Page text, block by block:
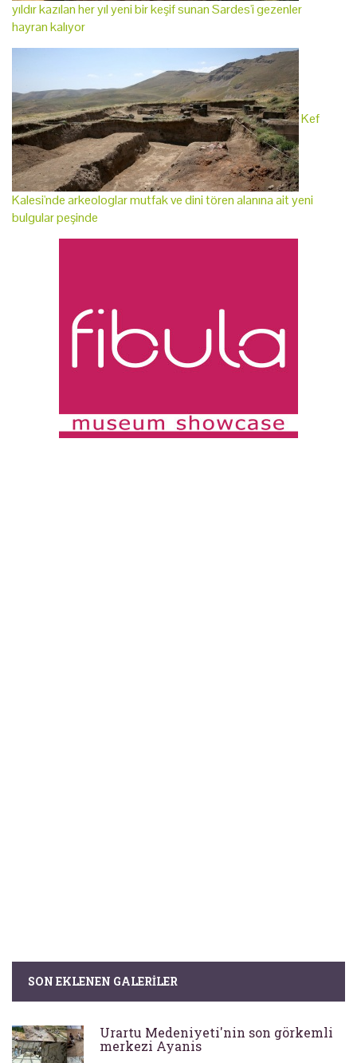
yıldır kazılan her yıl yeni bir keşif sunan Sardes'i gezenler
hayran kalıyor
Kef
Kalesi'nde arkeologlar mutfak ve dini tören alanına ait yeni
bulgular peşinde
SON EKLENEN GALERILER
Urartu Medeniyeti'nin son görkemli
merkezi Ayanis